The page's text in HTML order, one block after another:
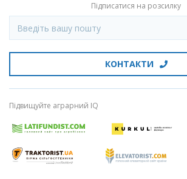
Підписатися на розсилку
КОНТАКТИ
Підвищуйте аграрний IQ